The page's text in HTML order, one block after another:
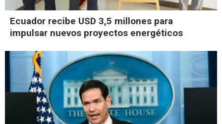
Ecuador recibe USD 3,5 millones para
impulsar nuevos proyectos energéticos